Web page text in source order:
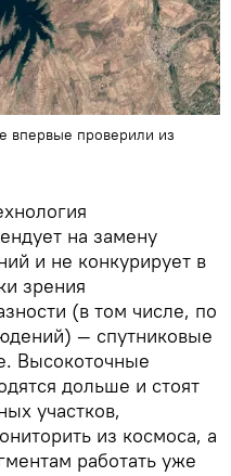
впервые проверили из
на замену
и не конкурирует в
зрения
(в том числе, по
— спутниковые
Высокоточные
дольше и стоят
участков,
из космоса, а
работать уже